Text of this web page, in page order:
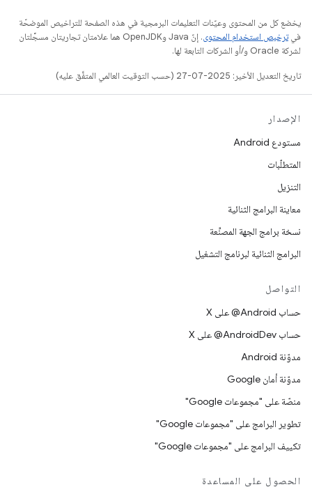
يخضع كل من المحتوى وعيّنات التعليمات البرمجية في هذه الصفحة للتراخيص الموضحّة
فيترخيص استخدام المحتوى
. إنّ Java وOpenJDK هما علامتان تجاريتان مسجَّلتان
لشركة Oracle و/أو الشركات التابعة لها.
تاريخ التعديل الأخير: 2025-07-27 (حسب التوقيت العالمي المتفَّق عليه)
الإصدار
مستودع Android
المتطلّبات
التنزيل
معاينة البرامج الثنائية
نسخة برامج الجهة المصنِّعة
البرامج الثنائية لبرنامج التشغيل
التواصل
حساب ‎@Android على X
حساب ‎@AndroidDev على X
مدوّنة Android
مدوّنة أمان Google
منصّة على "مجموعات Google"
تطوير البرامج على "مجموعات Google"
تكييف البرامج على "مجموعات Google"
الحصول على المساعدة